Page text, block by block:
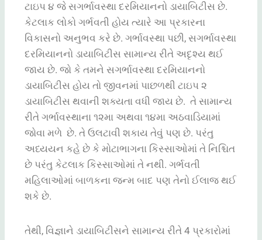
ટાઇપ ૪ જે સગર્ભાવસ્થા દરમિયાનનો ડાયાબિટીસ છે.
કેટલાક લોકો ગર્ભવતી હોય ત્યારે આ પ્રકારના
વિકાસનો અનુભવ કરે છે. ગર્ભાવસ્થા પછી, સગર્ભાવસ્થા
દરમિયાનનો ડાયાબિટીસ સામાન્ય રીતે અદૃશ્ય થઈ
જાય છે. જો કે તમને સગર્ભાવસ્થા દરમિયાનનો
ડાયાબિટીસ હોય તો જીવનમાં પાછળથી ટાઇપ ૨
ડાયાબિટીસ થવાની શક્યતા વધી જાય છે. તે સામાન્ય
રીતે ગર્ભાવસ્થાના ૧૨મા અથવા ૧૪મા અઠવાડિયામાં
જોવા મળે છે. તે ઉલટાવી શકાય તેવું પણ છે. પરંતુ
અધ્યયન કહે છે કે મોટાભાગના કિસ્સાઓમાં તે નિશ્ચિત
છે પરંતુ કેટલાક કિસ્સાઓમાં તે નથી. ગર્ભવતી
મહિલાઓમાં બાળકના જન્મ બાદ પણ તેનો ઈલાજ થઈ
શકે છે.
તેથી, વિજ્ઞાને ડાયાબિટીસને સામાન્ય રીતે 4 પ્રકારોમાં